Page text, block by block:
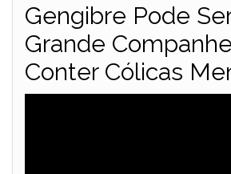
Gengibre Pode
Grande
Conter Cólicas